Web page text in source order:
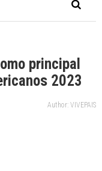
principal
2023
Author: VIVEPAIS